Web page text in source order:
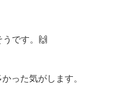
うです。🙌
った気がします。